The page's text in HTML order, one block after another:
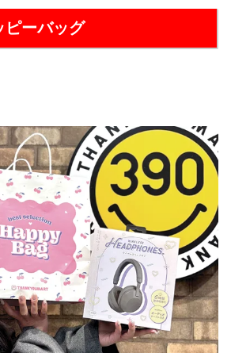
ピーバッグ